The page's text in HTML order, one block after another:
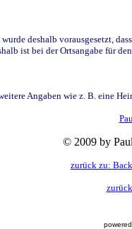
deshalb vorausgesetzt,
ist bei der Ortsangabe für
Angaben wie z. B. eine
© 2009 by
zurück zu: